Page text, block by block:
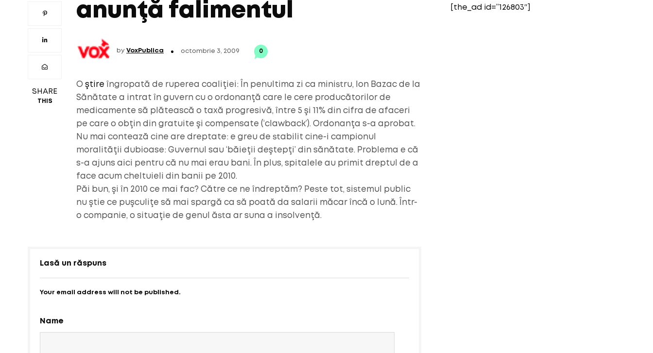
SHARE
THIS
anunţă falimentul
by VoxPublica octombrie 3, 2009 0
O ştire îngropată de ruperea coaliţiei: În penultima zi ca ministru, Ion Bazac de la
Sănătate a intrat în guvern cu o ordonanţă care le cere producătorilor de
medicamente să plătească o taxă progresivă, între 5 şi 11% din cifra de afaceri
pe care o obţin din gratuite şi compensate (‘clawback’). Ordonanţa s-a aprobat.
Nu mai contează cine are dreptate: e greu de stabilit cine-i campionul
moralităţii dubioase: Guvernul sau ‘băieţii deştepţi’ din sănătate. Problema e că
s-a ajuns aici pentru că nu mai erau bani. În plus, spitalele au primit dreptul de a
face acum cheltuieli din banii pe 2010.
Păi bun, şi în 2010 ce mai fac? Către ce ne îndreptăm? Peste tot, sistemul public
nu ştie ce puşculiţe să mai spargă ca să poată da salarii măcar încă o lună. Într-
o companie, o situaţie de genul ăsta ar suna a insolvenţă.
Lasă un răspuns
Your email address will not be published.
Name
[the_ad id=”126803″]